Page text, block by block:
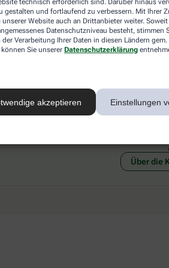
technisch erforderlich sind. Darüber hinaus
gestalten und fortlaufend zu verbessern. Mit Ihrer
Website auch an Drittanbieter weiter. Soweit
Datenschutzniveau besteht, stimmen
Verarbeitung Ihrer Daten in diesen Ländern
Sie unserer Datenschutzerklärung
akzeptieren Einstellungen
Abholung in der Apotheke
Botendienstlieferung
Über die